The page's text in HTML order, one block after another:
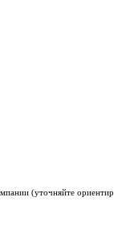
(уточняйте ориентир